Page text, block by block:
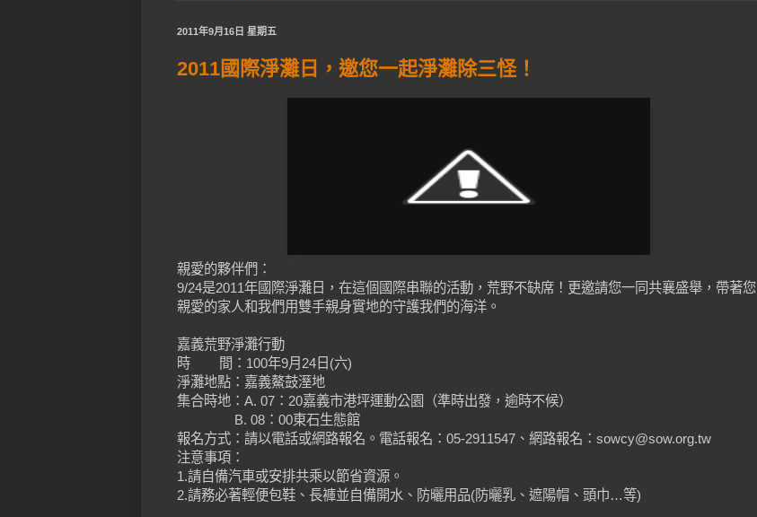
2011年9月16日 星期五
2011國際淨灘日，邀您一起淨灘除三怪！
親愛的夥伴們：
9/24是2011年國際淨灘日，在這個國際串聯的活動，荒野不缺席！更邀請您一同共襄盛舉，帶著您
親愛的家人和我們用雙手親身實地的守護我們的海洋。
嘉義荒野淨灘行動
時 間：100年9月24日(六)
淨灘地點：嘉義鰲鼓溼地
集合時地：A. 07：20嘉義市港坪運動公園（準時出發，逾時不候）
B. 08：00東石生態館
報名方式：請以電話或網路報名。電話報名：05-2911547、網路報名：sowcy@sow.org.tw
注意事項：
1.請自備汽車或安排共乘以節省資源。
2.請務必著輕便包鞋、長褲並自備開水、防曬用品(防曬乳、遮陽帽、頭巾…等)